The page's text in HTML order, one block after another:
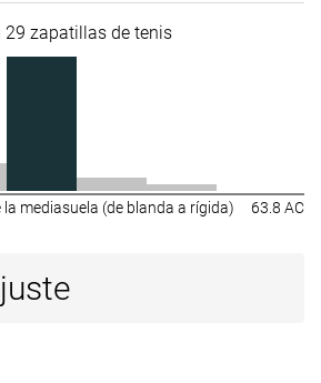
29 zapatillas de tenis
la mediasuela (de blanda a rígida) 63.8 AC